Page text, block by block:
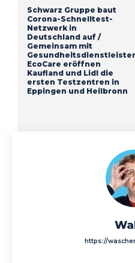
Schwarz Gruppe baut
Corona-Schnelltest-
Netzwerk in
Deutschland auf /
Gemeinsam mit
Gesundheitsdienstleister
EcoCare eröffnen
Kaufland und Lidl die
ersten Testzentren in
Eppingen und Heilbronn
https://